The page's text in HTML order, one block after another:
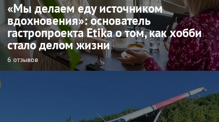
«Мы делаем еду источником
вдохновения»: основатель
гастропроекта Etika о том, как хобби
стало делом жизни
6 отзывов